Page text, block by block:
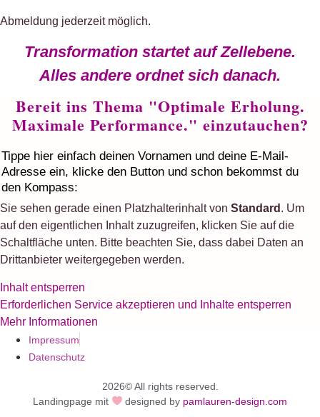
Abmeldung jederzeit möglich.
Transformation startet auf Zellebene.
Alles andere ordnet sich danach.
Bereit ins Thema "Optimale Erholung.
Maximale Performance." einzutauchen?
Tippe hier einfach deinen Vornamen und deine E-Mail-
Adresse ein, klicke den Button und schon bekommst du
den Kompass:
Sie sehen gerade einen Platzhalterinhalt von Standard . Um
auf den eigentlichen Inhalt zuzugreifen, klicken Sie auf die
Schaltfläche unten. Bitte beachten Sie, dass dabei Daten an
Drittanbieter weitergegeben werden.
Inhalt entsperren
Erforderlichen Service akzeptieren und Inhalte entsperren
Mehr Informationen
Impressum
Datenschutz
2026© All rights reserved.
Landingpage mit
designed by pamlauren-design.com